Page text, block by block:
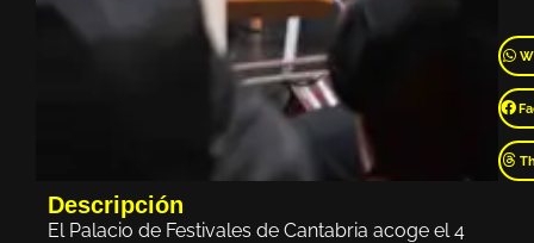
Descripción
El Palacio de Festivales de Cantabria acoge el 4